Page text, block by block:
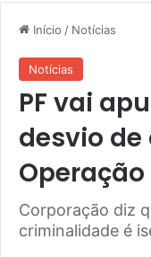
Início / Notícias
Notícias
PF vai
desvio
Corporação diz
criminalidade é